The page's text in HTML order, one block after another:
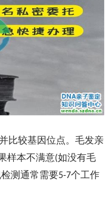
比较基因位点。毛发亲
样本不满意(如没有毛
测通常需要5-7个工作